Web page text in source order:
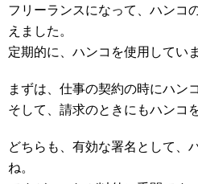
フリーランスになって、ハンコ
えました。
定期的に、ハンコを使用していま
まずは、仕事の契約の時にハン
そして、請求のときにもハンコ
どちらも、有効な署名として、
ね。